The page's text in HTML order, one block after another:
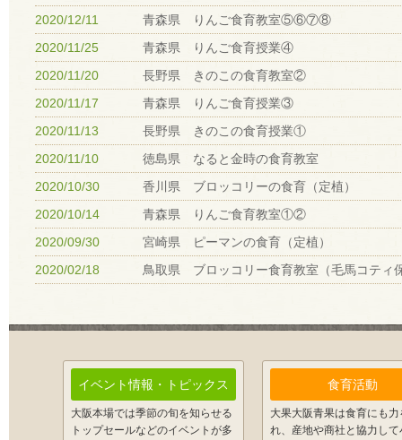
2020/12/11
青森県 りんご食育教室⑤⑥⑦⑧
2020/11/25
青森県 りんご食育授業④
2020/11/20
長野県 きのこの食育教室②
2020/11/17
青森県 りんご食育授業③
2020/11/13
長野県 きのこの食育授業①
2020/11/10
徳島県 なると金時の食育教室
2020/10/30
香川県 ブロッコリーの食育（定植）
2020/10/14
青森県 りんご食育教室①②
2020/09/30
宮崎県 ピーマンの食育（定植）
2020/02/18
鳥取県 ブロッコリー食育教室（毛馬コティ
イベント情報・トピックス
大阪本場では季節の旬を知らせる
トップセールなどのイベントが多
食育活動
大果大阪青果は食育にも力
れ、産地や商社と協力して